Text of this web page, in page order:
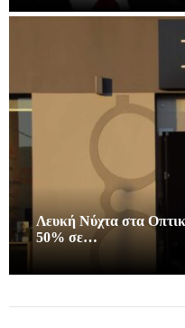
Λευκή Νύχτα στα
50% σε…